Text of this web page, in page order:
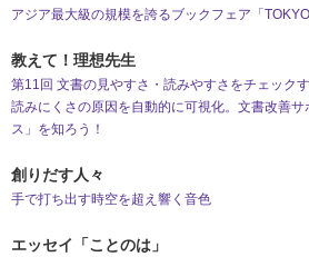
アジア最大級の規模を誇るブックフェア「TOKYO
教えて！理想先生
第11回 文書の見やすさ・読みやすさをチェックす
読みにくさの原因を自動的に可視化。文書改善
ス」を知ろう！
創りだす人々
手で打ち出す時空を超え響く音色
エッセイ「ことのは」